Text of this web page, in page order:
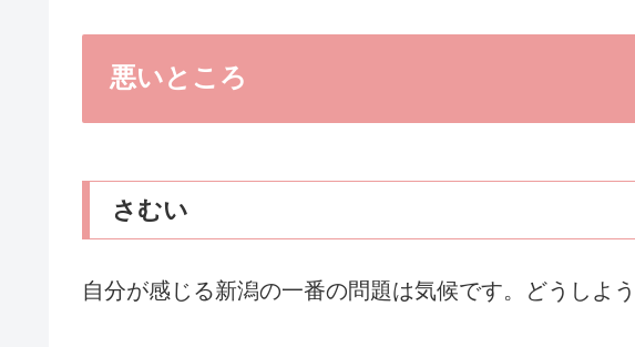
悪いところ
さむい
自分が感じる新潟の一番の問題は気候です。どうしよ